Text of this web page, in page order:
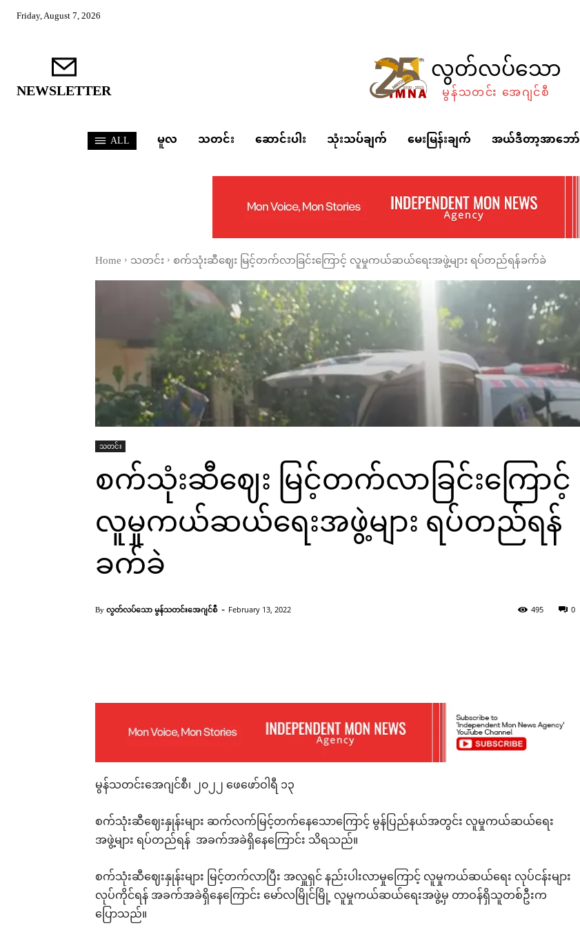
Friday, August 7, 2026
NEWSLETTER လွတ်လပ်သော
မွန်သတင်း အေဂျင်စီ
ALL မူလ သတင်း ဆောင်းပါး သုံးသပ်ချက် မေးမြန်းချက် အယ်ဒီတာ့အာဘော်
Home သတင်း စက်သုံးဆီဈေး မြင့်တက်လာခြင်းကြောင့် လူမှုကယ်ဆယ်ရေးအဖွဲ့များ ရပ်တည်ရန်ခက်ခဲ
သတင်း
စက်သုံးဆီဈေး မြင့်တက်လာခြင်းကြောင့်
လူမှုကယ်ဆယ်ရေးအဖွဲ့များ ရပ်တည်ရန်
ခက်ခဲ
By လွတ်လပ်သော မွန်သတင်းအေဂျင်စီ - February 13, 2022 0
495
မွန်သတင်းအေဂျင်စီ၊ ၂၀၂၂ ဖေဖော်ဝါရီ ၁၃
စက်သုံးဆီဈေးနှုန်းများ ဆက်လက်မြင့်တက်နေသောကြောင့် မွန်ပြည်နယ်အတွင်း လူမှုကယ်ဆယ်ရေး
အဖွဲ့များ ရပ်တည်ရန် အခက်အခဲရှိနေကြောင်း သိရသည်။
စက်သုံးဆီဈေးနှုန်းများ မြင့်တက်လာပြီး အလှူရှင် နည်းပါးလာမှုကြောင့် လူမှုကယ်ဆယ်ရေး လုပ်ငန်းများ
လုပ်ကိုင်ရန် အခက်အခဲရှိနေကြောင်း မော်လမြိုင်မြို့ လူမှုကယ်ဆယ်ရေးအဖွဲ့မှ တာဝန်ရှိသူတစ်ဦးက
ပြောသည်။